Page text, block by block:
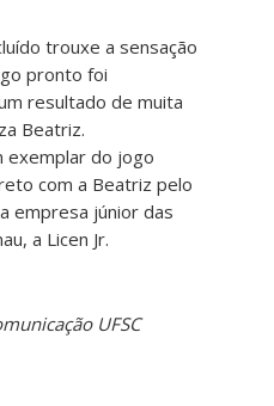
trouxe a sensação
pronto foi
resultado de muita
Beatriz.
exemplar do jogo
com a Beatriz pelo
empresa júnior das
a Licen Jr.
UFSC